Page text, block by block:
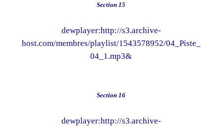
Section 15
dewplayer:http://s3.archive-
host.com/membres/playlist/1543578952/04_Piste_
04_1.mp3&
Section 16
dewplayer:http://s3.archive-